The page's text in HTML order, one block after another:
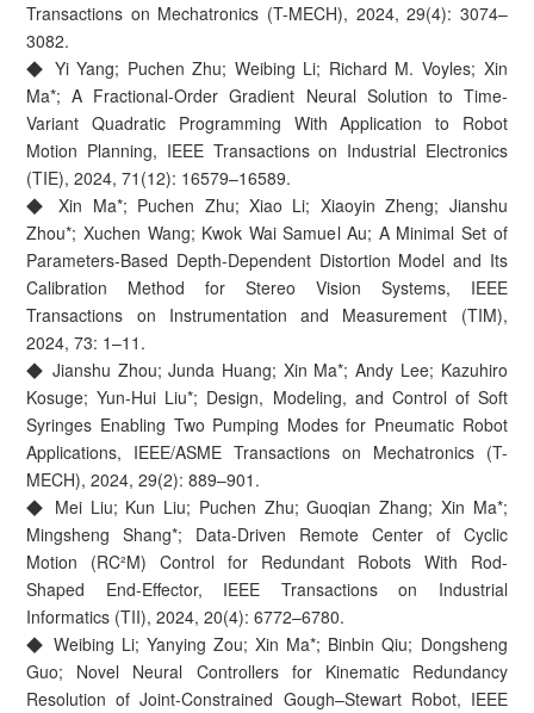
Transactions on Mechatronics (T-MECH), 2024, 29(4): 3074–
3082.
◆ Yi Yang; Puchen Zhu; Weibing Li; Richard M. Voyles; Xin
Ma*; A Fractional-Order Gradient Neural Solution to Time-
Variant Quadratic Programming With Application to Robot
Motion Planning, IEEE Transactions on Industrial Electronics
(TIE), 2024, 71(12): 16579–16589.
◆ Xin Ma*; Puchen Zhu; Xiao Li; Xiaoyin Zheng; Jianshu
Zhou*; Xuchen Wang; Kwok Wai Samuel Au; A Minimal Set of
Parameters-Based Depth-Dependent Distortion Model and Its
Calibration Method for Stereo Vision Systems, IEEE
Transactions on Instrumentation and Measurement (TIM),
2024, 73: 1–11.
◆ Jianshu Zhou; Junda Huang; Xin Ma*; Andy Lee; Kazuhiro
Kosuge; Yun-Hui Liu*; Design, Modeling, and Control of Soft
Syringes Enabling Two Pumping Modes for Pneumatic Robot
Applications, IEEE/ASME Transactions on Mechatronics (T-
MECH), 2024, 29(2): 889–901.
◆ Mei Liu; Kun Liu; Puchen Zhu; Guoqian Zhang; Xin Ma*;
Mingsheng Shang*; Data-Driven Remote Center of Cyclic
Motion (RC²M) Control for Redundant Robots With Rod-
Shaped End-Effector, IEEE Transactions on Industrial
Informatics (TII), 2024, 20(4): 6772–6780.
◆ Weibing Li; Yanying Zou; Xin Ma*; Binbin Qiu; Dongsheng
Guo; Novel Neural Controllers for Kinematic Redundancy
Resolution of Joint-Constrained Gough–Stewart Robot, IEEE